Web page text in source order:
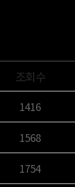
조회수
1416
1568
1754